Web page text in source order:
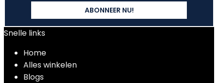
Snelle links
Home
Alles winkelen
Blogs